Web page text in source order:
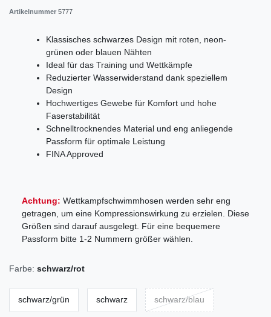
Artikelnummer 5777
Klassisches schwarzes Design mit roten, neon-
grünen oder blauen Nähten
Ideal für das Training und Wettkämpfe
Reduzierter Wasserwiderstand dank speziellem
Design
Hochwertiges Gewebe für Komfort und hohe
Faserstabilität
Schnelltrocknendes Material und eng anliegende
Passform für optimale Leistung
FINA Approved
Achtung: Wettkampfschwimmhosen werden sehr eng
getragen, um eine Kompressionswirkung zu erzielen. Diese
Größen sind darauf ausgelegt. Für eine bequemere
Passform bitte 1-2 Nummern größer wählen.
Farbe: schwarz/rot
schwarz/grün schwarz schwarz/blau